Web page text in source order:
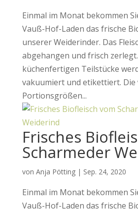
Einmal im Monat bekommen
Vauß-Hof-Laden das frische
unserer Weiderinder. Das
abgehangen und frisch
küchenfertigen Teilstücke
vakuumiert und etikettiert. Die
Portionsgrößen...
Frisches
Scharmeder
von Anja Pötting| Sep. 24, 2020
Einmal im Monat bekommen
Vauß-Hof-Laden das frische